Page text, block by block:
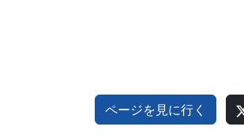
ページを見に行く